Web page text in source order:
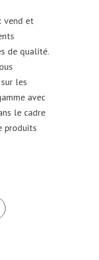
vend et
de qualité.
les
avec
le cadre
produits